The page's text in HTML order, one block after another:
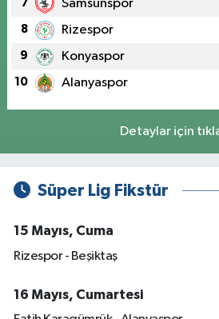
7 Samsunspor
8 Rizespor
9 Konyaspor
10 Alanyaspor
Detaylar için
Süper Lig Fikstür
15 Mayıs, Cuma
Rizespor - Beşiktaş
16 Mayıs, Cumartesi